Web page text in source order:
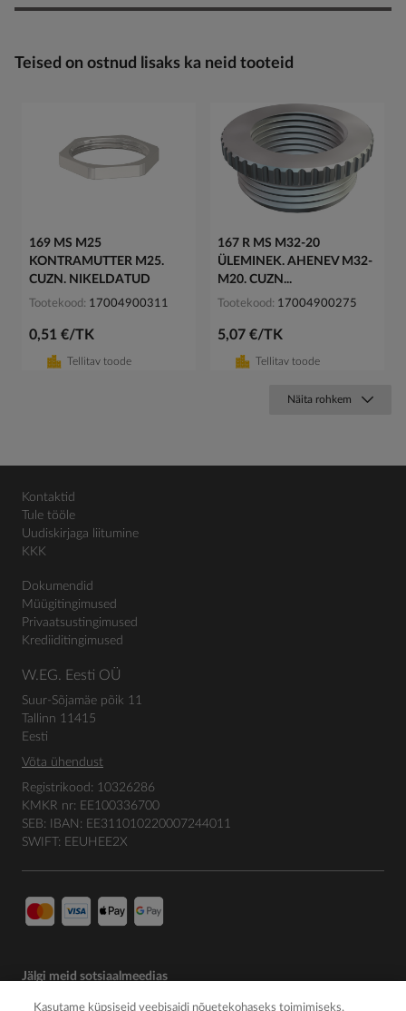
Teised on ostnud lisaks ka neid tooteid
169 MS M25
KONTRAMUTTER M25.
CUZN. NIKELDATUD
Tootekood 17004900311
0,51 €/TK
Tellitav toode
167 R MS M32-20
ÜLEMINEK. AHENEV M32-
M20. CUZN...
Tootekood 17004900275
5,07 €/TK
Tellitav toode
Näita rohkem
Kontaktid
Tule tööle
Uudiskirjaga liitumine
KKK
Dokumendid
Müügitingimused
Privaatsustingimused
Krediiditingimused
W.EG. Eesti OÜ
Suur-Sõjamäe põik 11
Tallinn 11415
Eesti
Võta ühendust
Registrikood: 10326286
KMKR nr: EE100336700
SEB: IBAN: EE311010220007244011
SWIFT: EEUHEE2X
Jälgi meid sotsiaalmeedias
Kasutame küpsiseid veebisaidi nõuetekohaseks toimimiseks,